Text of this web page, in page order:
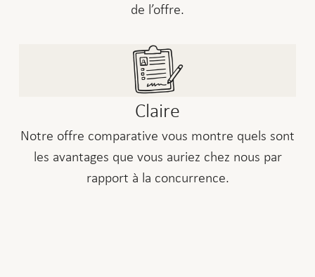
de l’offre.
Claire
Notre offre comparative vous montre quels sont
les avantages que vous auriez chez nous par
rapport à la concurrence.